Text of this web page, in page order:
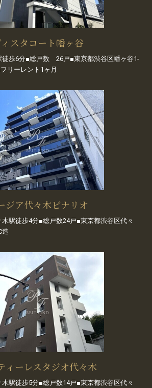
ィスタコート幡ヶ谷
徒歩6分■総戸数 26戸■東京都渋谷区幡ヶ谷1-
リーレント1ヶ月
ジア代々木ビナリオ
駅徒歩4分■総戸数24戸■東京都渋谷区代々
造
ィーレスタジオ代々木
駅徒歩5分■総戸数14戸■東京都渋谷区代々